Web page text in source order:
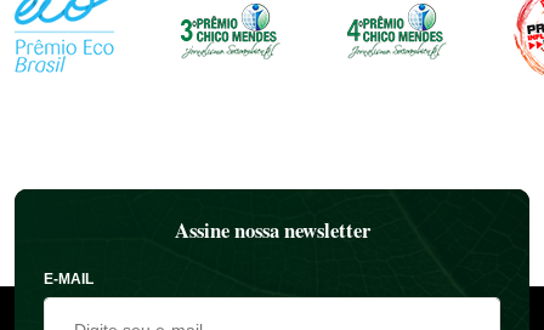
Assine nossa newsletter
E-MAIL